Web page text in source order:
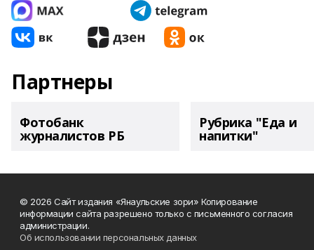
Партнеры
Фотобанк
журналистов РБ
Рубрика "Еда и
напитки"
© 2026 Сайт издания «Янаульские зори» Копирование
информации сайта разрешено только с письменного согласия
администрации.
Об использовании персональных данных